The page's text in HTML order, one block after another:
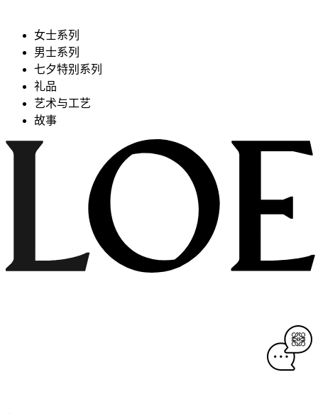
女士系列
男士系列
七夕特别系列
礼品
艺术与工艺
故事